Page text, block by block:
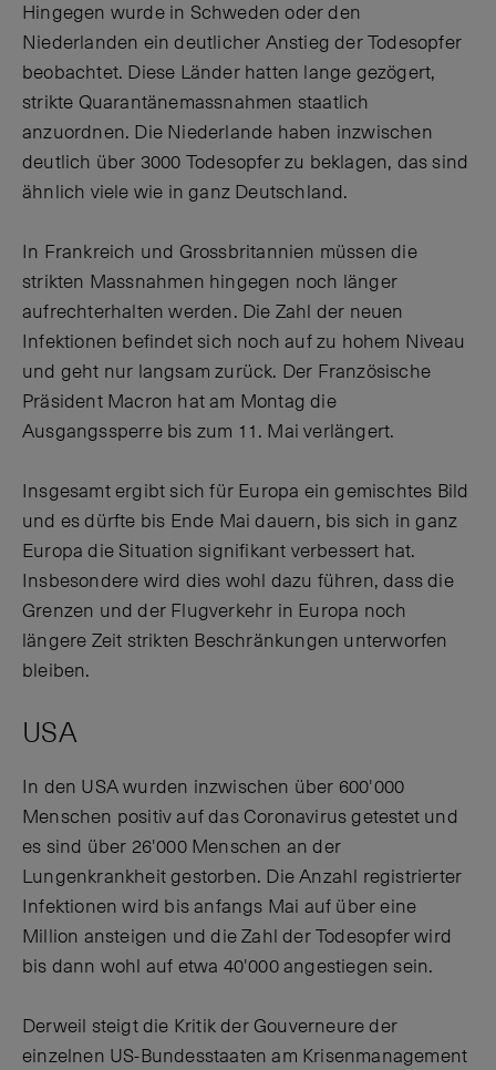
Hingegen wurde in Schweden oder den
Niederlanden ein deutlicher Anstieg der Todesopfer
beobachtet. Diese Länder hatten lange gezögert,
strikte Quarantänemassnahmen staatlich
anzuordnen. Die Niederlande haben inzwischen
deutlich über 3000 Todesopfer zu beklagen, das sind
ähnlich viele wie in ganz Deutschland.
In Frankreich und Grossbritannien müssen die
strikten Massnahmen hingegen noch länger
aufrechterhalten werden. Die Zahl der neuen
Infektionen befindet sich noch auf zu hohem Niveau
und geht nur langsam zurück. Der Französische
Präsident Macron hat am Montag die
Ausgangssperre bis zum 11. Mai verlängert.
Insgesamt ergibt sich für Europa ein gemischtes Bild
und es dürfte bis Ende Mai dauern, bis sich in ganz
Europa die Situation signifikant verbessert hat.
Insbesondere wird dies wohl dazu führen, dass die
Grenzen und der Flugverkehr in Europa noch
längere Zeit strikten Beschränkungen unterworfen
bleiben.
USA
In den USA wurden inzwischen über 600'000
Menschen positiv auf das Coronavirus getestet und
es sind über 26'000 Menschen an der
Lungenkrankheit gestorben. Die Anzahl registrierter
Infektionen wird bis anfangs Mai auf über eine
Million ansteigen und die Zahl der Todesopfer wird
bis dann wohl auf etwa 40'000 angestiegen sein.
Derweil steigt die Kritik der Gouverneure der
einzelnen US-Bundesstaaten am Krisenmanagement